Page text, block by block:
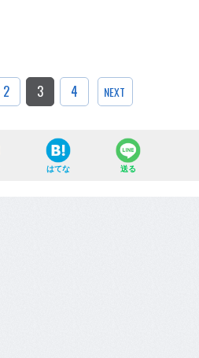
2 3 4 NEXT
はてな 送る